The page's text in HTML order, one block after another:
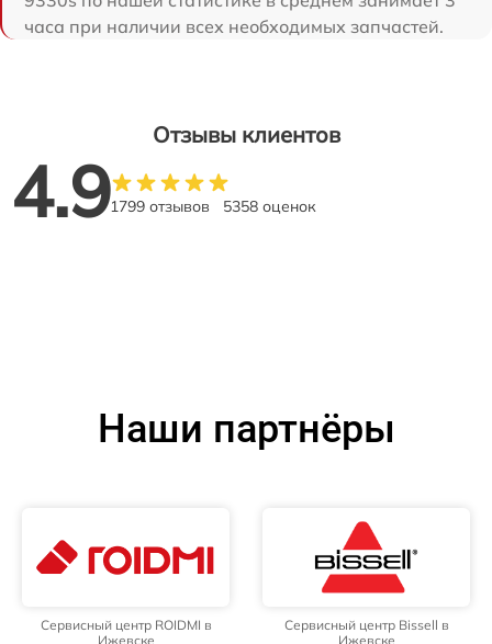
часа при наличии всех необходимых запчастей.
Отзывы клиентов
4.91799 отзывов 5358 оценок
Наши партнёры
Сервисный центр ROIDMI в
Ижевске
Сервисный центр Bissell в
Ижевске